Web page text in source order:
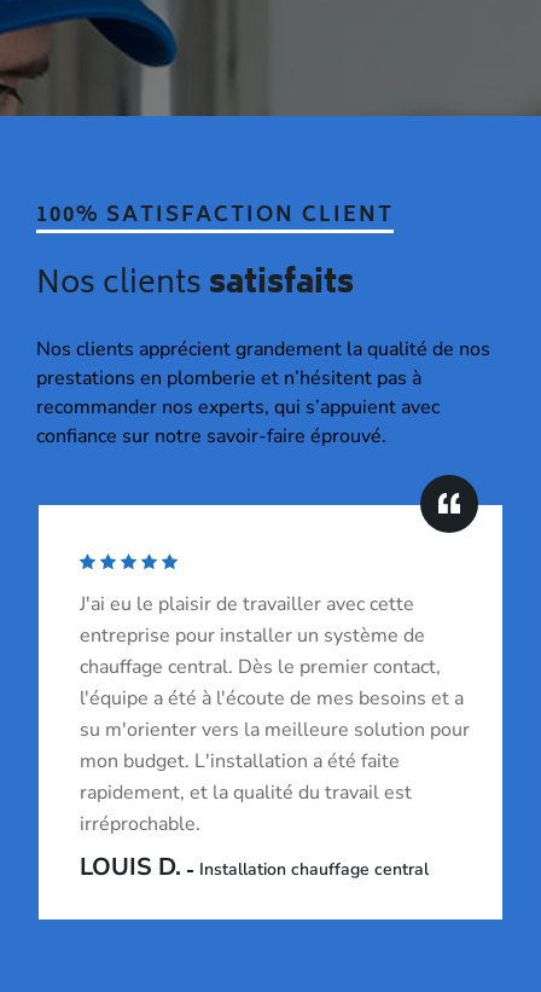
100% SATISFACTION CLIENT
Nos clientssatisfaits
Nos clients apprécient grandement la qualité de nos
prestations en plomberie et n’hésitent pas à
recommander nos experts, qui s’appuient avec
confiance sur notre savoir-faire éprouvé.
J'ai eu le plaisir de travailler avec cette
entreprise pour installer un système de
chauffage central. Dès le premier contact,
l'équipe a été à l'écoute de mes besoins et a
su m'orienter vers la meilleure solution pour
mon budget. L'installation a été faite
rapidement, et la qualité du travail est
irréprochable.
LOUIS D. Installation chauffage central